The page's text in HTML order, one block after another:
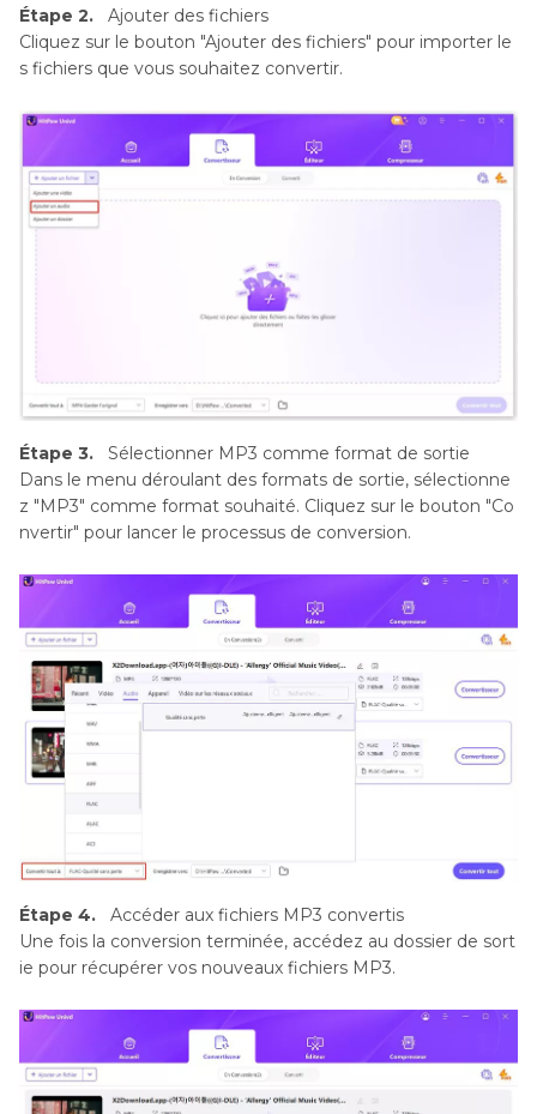
Étape 2.
Ajouter des fichiers
Cliquez sur le bouton "Ajouter des fichiers" pour importer le
s fichiers que vous souhaitez convertir.
Étape 3.
Sélectionner MP3 comme format de sortie
Dans le menu déroulant des formats de sortie, sélectionne
z "MP3" comme format souhaité. Cliquez sur le bouton "Co
nvertir" pour lancer le processus de conversion.
Étape 4.
Accéder aux fichiers MP3 convertis
Une fois la conversion terminée, accédez au dossier de sort
ie pour récupérer vos nouveaux fichiers MP3.